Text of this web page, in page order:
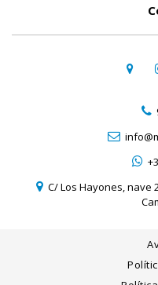
C/ Los Hayones, nave